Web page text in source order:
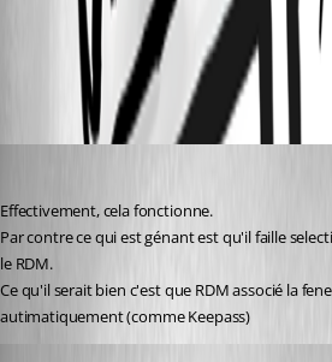
047ae088-be51-4318-a0b6-
Effectivement, cela fonctionne.
Par contre ce qui est génant est qu'il faille
le RDM.
Ce qu'il serait bien c'est que RDM associé la
autimatiquement (comme Keepass)